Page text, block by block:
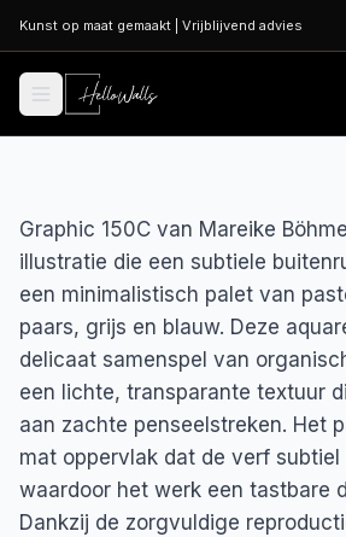
Ga naar hoofdinhoud
Kunst op maat gemaakt Vrijblijvend advies
Graphic 150C van Mareike
illustratie die een subtiele
een minimalistisch palet van
paars, grijs en blauw. Deze
delicaat samenspel van
een lichte, transparante textuur
aan zachte penseelstreken. Het
mat oppervlak dat de verf subtiel
waardoor het werk een tastbare
Dankzij de zorgvuldige